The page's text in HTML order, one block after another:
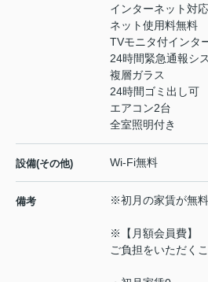
インターネット対応
ネット使用料無料
TVモニタ付インタ
24時間緊急通報シ
複層ガラス
24時間ゴミ出し可
エアコン2台
全室照明付き
設備(その他) Wi-Fi無料
備考 ※初月の家賃が無料
※【月額会員費】
ご負担をいただくこ